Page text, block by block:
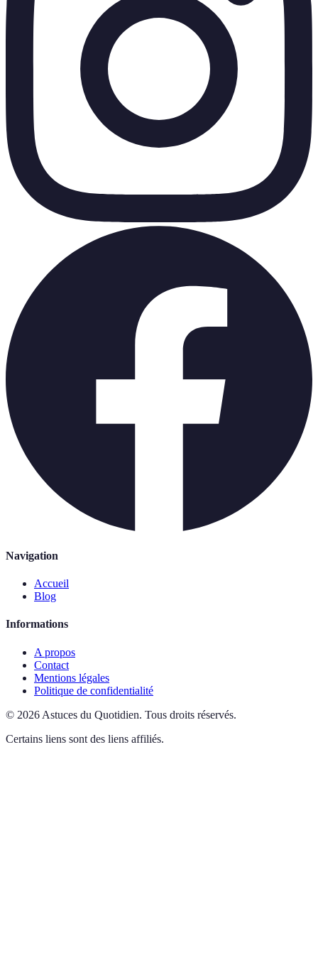
Navigation
Accueil
Blog
Informations
A propos
Contact
Mentions légales
Politique de confidentialité
© 2026 Astuces du Quotidien. Tous droits réservés.
Certains liens sont des liens affiliés.